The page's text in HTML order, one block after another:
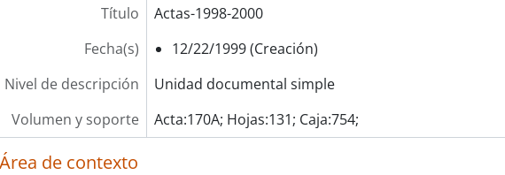
Título
Actas-1998-2000
Fecha(s)
12/22/1999 (Creación)
Nivel de descripción
Unidad documental simple
Volumen y soporte
Acta:170A; Hojas:131; Caja:754;
Área de contexto